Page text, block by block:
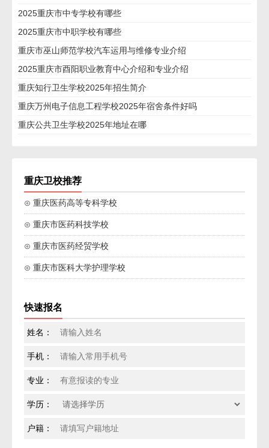
2025重庆市中专学校有哪些
2025重庆市中职学校有哪些
重庆市巫山师范学校汽车运用与维修专业介绍
2025重庆市酉阳职业教育中心介绍和专业介绍
重庆知行卫生学校2025年招生简介
重庆万州电子信息工程学校2025年宿舍条件好吗
重庆公共卫生学校2025年地址在哪
重庆卫校推荐
⊙ 重庆医药高等专科学校
⊙ 重庆市医药科技学校
⊙ 重庆市医药经贸学校
⊙ 重庆市医科大学护理学校
快速报名
姓名：
手机：
专业：
学历：
户籍：